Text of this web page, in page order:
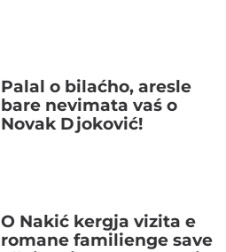
Palal o bilaćho, aresle
bare nevimata vaś o
Novak Djoković!
O Nakić kergja vizita e
romane familienge save